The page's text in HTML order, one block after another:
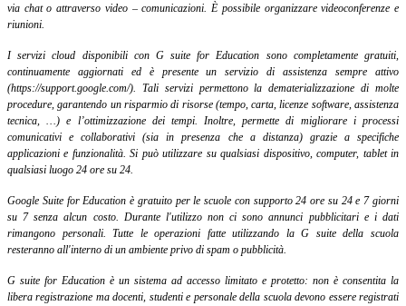
via chat o attraverso video – comunicazioni. È possibile organizzare videoconferenze e
riunioni.
I servizicloud disponibili con G suite for Education sono completamente gratuiti,
continuamente aggiornati ed è presente un servizio di assistenza sempre attivo
(https://support.google.com/). Tali servizi permettono la dematerializzazione di molte
procedure, garantendo un risparmio di risorse (tempo, carta, licenze software, assistenza
tecnica, …) e l’ottimizzazione dei tempi. Inoltre, permette di migliorare i processi
comunicativi e collaborativi (sia in presenza che a distanza) grazie a specifiche
applicazioni e funzionalità. Si può utilizzare su qualsiasi dispositivo, computer, tablet in
qualsiasi luogo 24 ore su 24.
Google Suite for Education è gratuito per le scuole con supporto 24 ore su 24 e 7 giorni
su 7 senza alcun costo. Durante l'utilizzo non ci sono annunci pubblicitari e i dati
rimangono personali. Tutte le operazioni fatte utilizzando la G suite della scuola
resteranno all'interno di un ambiente privo di spam o pubblicità.
G suite for Education è un sistema ad accesso limitato e protetto: non è consentita la
libera registrazione ma docenti, studenti e personale della scuola devono essere registrati